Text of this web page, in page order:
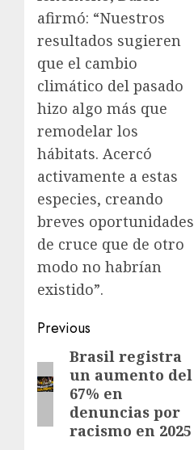
afirmó: “Nuestros
resultados sugieren
que el cambio
climático del pasado
hizo algo más que
remodelar los
hábitats. Acercó
activamente a estas
especies, creando
breves oportunidades
de cruce que de otro
modo no habrían
existido”.
Previous
Brasil registra
un aumento del
67% en
denuncias por
racismo en 2025